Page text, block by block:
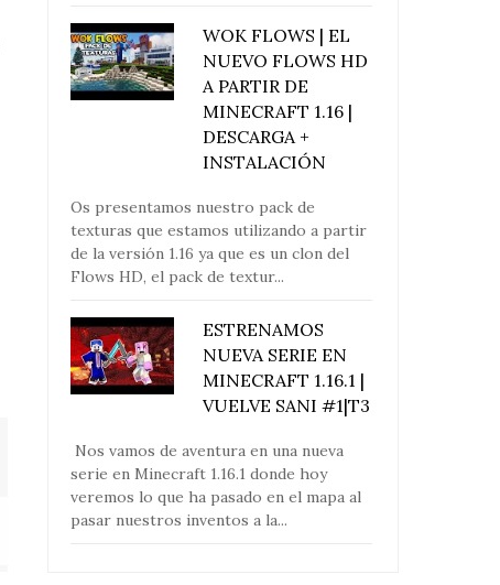
¡NUEVO ITEM! ABONO EN
WOK FLOWS | EL
NUEVO FLOWS HD
A PARTIR DE
MINECRAFT 1.16 |
DESCARGA +
INSTALACIÓN
Os presentamos nuestro pack de
texturas que estamos utilizando a partir
de la versión 1.16 ya que es un clon del
Flows HD, el pack de textur...
ESTRENAMOS
NUEVA SERIE EN
MINECRAFT 1.16.1 |
VUELVE SANI #1|T3
Nos vamos de aventura en una nueva
serie en Minecraft 1.16.1 donde hoy
veremos lo que ha pasado en el mapa al
pasar nuestros inventos a la...